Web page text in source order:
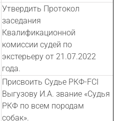
Утвердить Протокол
заседания
Квалификационной
комиссии судей по
экстерьеру от 21.07.2022
года.
Присвоить Судье РКФ-FCI
Выгузову И.А. звание «Судья
РКФ по всем породам
собак».